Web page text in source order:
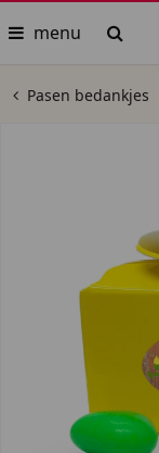
menu
Pasen bedankjes